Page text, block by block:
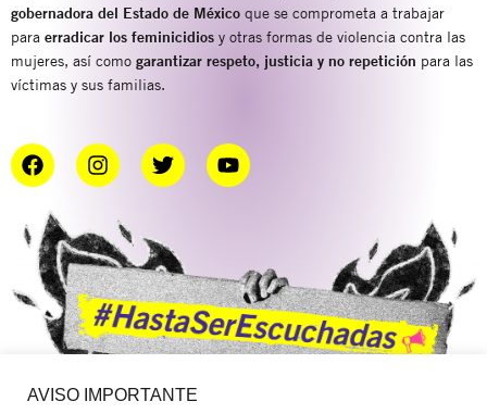
gobernadora del Estado de México que se comprometa a trabajar
para erradicar los feminicidios y otras formas de violencia contra las
mujeres, así como garantizar respeto, justicia y no repetición para las
víctimas y sus familias.
AVISO IMPORTANTE